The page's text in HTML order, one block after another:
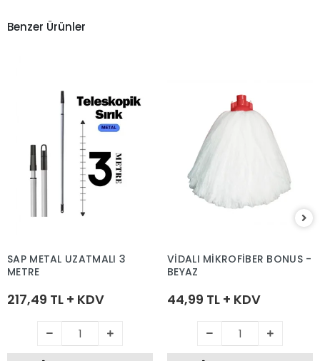
Benzer Ürünler
SAP METAL UZATMALI 3
METRE
217,49 TL + KDV
VİDALI MİKROFİBER BONUS -
BEYAZ
44,99 TL + KDV